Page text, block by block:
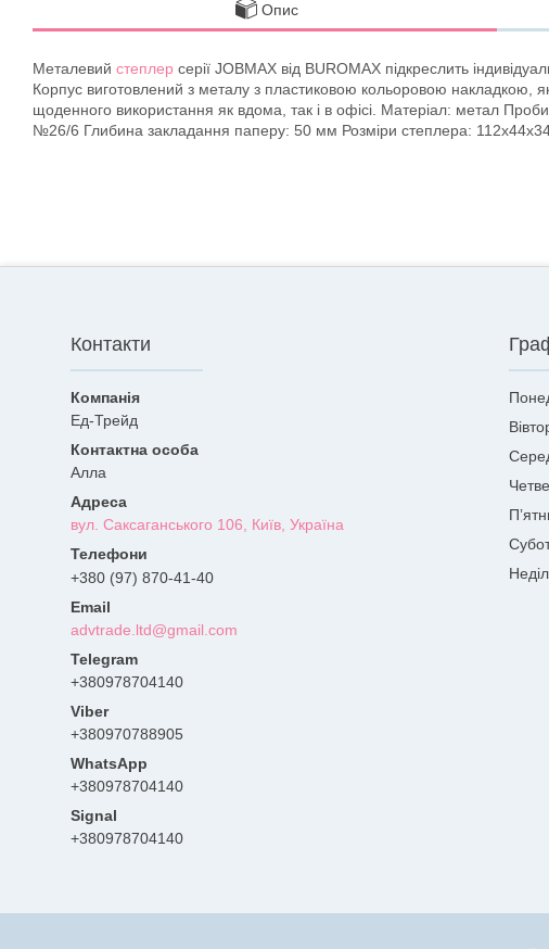
Опис
Металевий степлер серії JOBMAX від BUROMAX підкреслить
Корпус виготовлений з металу з пластиковою кольоровою
щоденного використання як вдома, так і в офісі. Матеріал: метал
№26/6 Глибина закладання паперу: 50 мм Розміри степлера:
Контакти
Ед-Трейд
Алла
вул. Саксаганського 106, Київ, Україна
+380 (97) 870-41-40
advtrade.ltd@gmail.com
+380978704140
+380970788905
+380978704140
Signal
+380978704140